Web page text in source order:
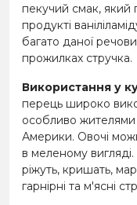
пекучий смак, який
продукті
багато даної
прожилках стручка.
Використання у
перець широко
особливо жителями
Америки. Овочі
в меленому
ріжуть, кришать,
гарнірні та м'ясні